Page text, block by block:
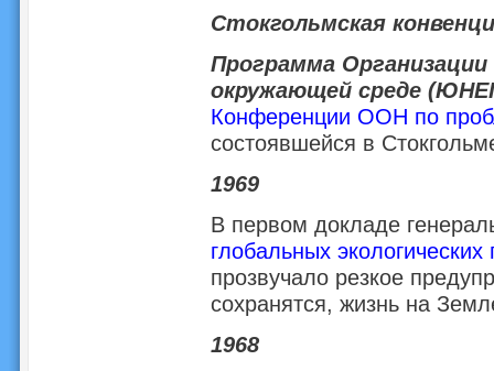
Стокгольмская
Программа
окружающей среде
Конференции ООН по
состоявшейся в
1969
В первом докладе
глобальных
прозвучало резкое
сохранятся, жизнь на
1968